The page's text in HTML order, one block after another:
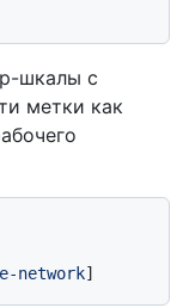
шкалы с
метки как
network